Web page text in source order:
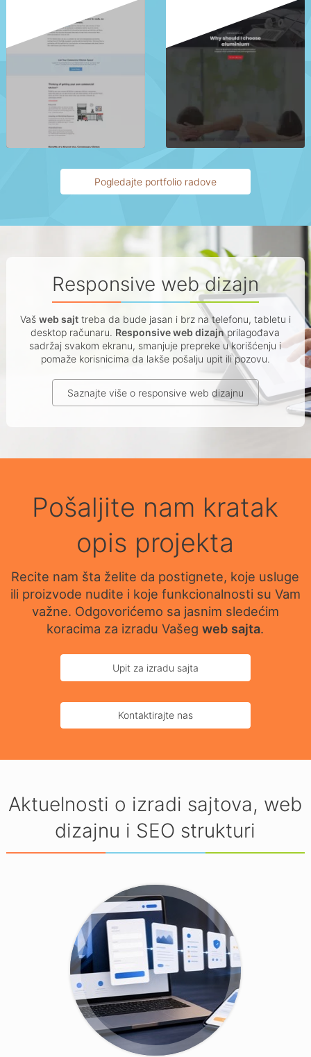
Pogledajte portfolio radove
Responsive web dizajn
Vaš web sajttreba da bude jasan i brz na telefonu, tabletu i
desktop računaru. Responsive web dizajnprilagođava
sadržaj svakom ekranu, smanjuje prepreke u korišćenju i
pomaže korisnicima da lakše pošalju upit ili pozovu.
Saznajte više o responsive web dizajnu
Pošaljite nam kratak
opis projekta
Recite nam šta želite da postignete, koje usluge
ili proizvode nudite i koje funkcionalnosti su Vam
važne. Odgovorićemo sa jasnim sledećim
koracima za izradu Vašegweb sajta.
Upit za izradu sajta
Kontaktirajte nas
Aktuelnosti o izradi sajtova, web
dizajnu i SEO strukturi